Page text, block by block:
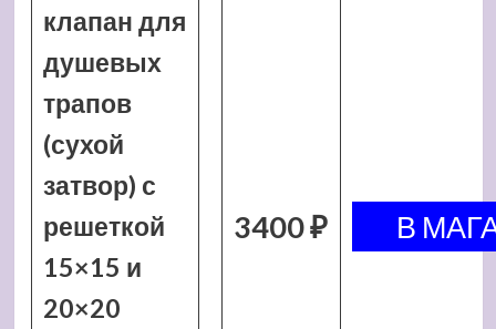
клапан для
душевых
трапов
(сухой
затвор) с
решеткой
15×15 и
20×20
3400 ₽